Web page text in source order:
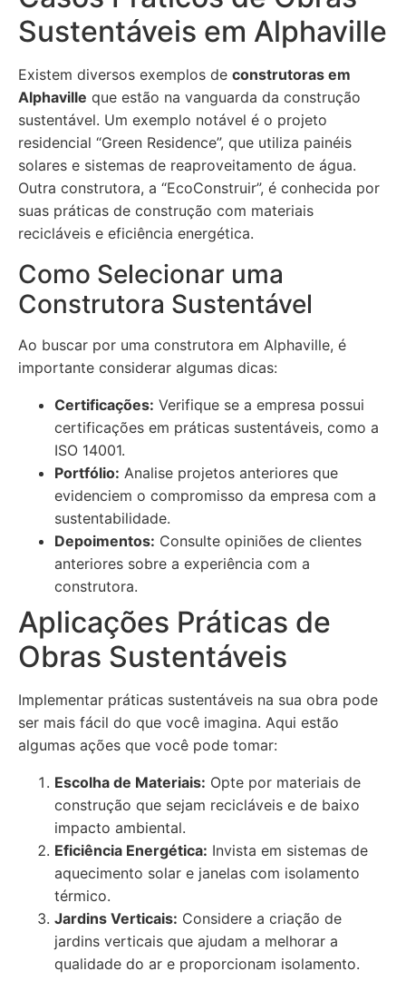
Sustentáveis em Alphaville
Existem diversos exemplos de construtoras em
Alphaville que estão na vanguarda da construção
sustentável. Um exemplo notável é o projeto
residencial “Green Residence”, que utiliza painéis
solares e sistemas de reaproveitamento de água.
Outra construtora, a “EcoConstruir”, é conhecida por
suas práticas de construção com materiais
recicláveis e eficiência energética.
Como Selecionar uma
Construtora Sustentável
Ao buscar por uma construtora em Alphaville, é
importante considerar algumas dicas:
Certificações: Verifique se a empresa possui
certificações em práticas sustentáveis, como a
ISO 14001.
Portfólio: Analise projetos anteriores que
evidenciem o compromisso da empresa com a
sustentabilidade.
Depoimentos: Consulte opiniões de clientes
anteriores sobre a experiência com a
construtora.
Aplicações Práticas de
Obras Sustentáveis
Implementar práticas sustentáveis na sua obra pode
ser mais fácil do que você imagina. Aqui estão
algumas ações que você pode tomar:
Escolha de Materiais: Opte por materiais de
construção que sejam recicláveis e de baixo
impacto ambiental.
Eficiência Energética: Invista em sistemas de
aquecimento solar e janelas com isolamento
térmico.
Jardins Verticais: Considere a criação de
jardins verticais que ajudam a melhorar a
qualidade do ar e proporcionam isolamento.